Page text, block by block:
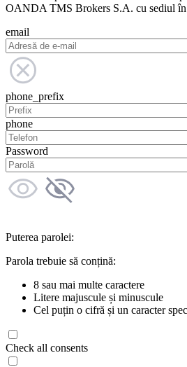
OANDA TMS Brokers S.A. cu sediul în
email
phone_prefix
phone
Password
Puterea parolei:
Parola trebuie să conțină:
8 sau mai multe caractere
Litere majuscule și minuscule
Cel puțin o cifră și un caracter
Check all consents